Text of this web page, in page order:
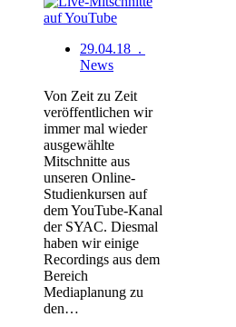
29.04.18 .
News
Von Zeit zu Zeit
veröffentlichen wir
immer mal wieder
ausgewählte
Mitschnitte aus
unseren Online-
Studienkursen auf
dem YouTube-Kanal
der SYAC. Diesmal
haben wir einige
Recordings aus dem
Bereich
Mediaplanung zu
den…